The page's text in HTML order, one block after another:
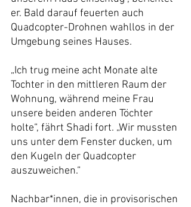
er. Bald darauf feuerten auch
Quadcopter-Drohnen wahllos in der
Umgebung seines Hauses.
„Ich trug meine acht Monate alte
Tochter in den mittleren Raum der
Wohnung, während meine Frau
unsere beiden anderen Töchter
holte“, fährt Shadi fort. „Wir mussten
uns unter dem Fenster ducken, um
den Kugeln der Quadcopter
auszuweichen.“
Nachbar*innen, die in provisorischen